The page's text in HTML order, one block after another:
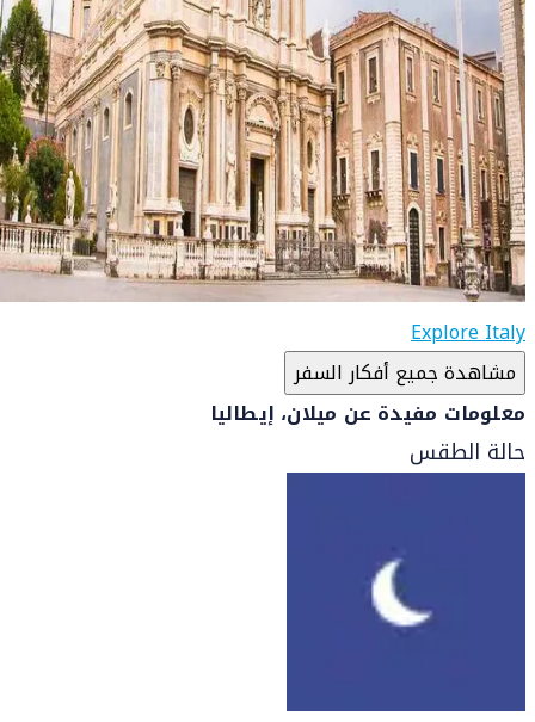
Explore Italy
مشاهدة جميع أفكار السفر
معلومات مفيدة عن ميلان، إيطاليا
حالة الطقس